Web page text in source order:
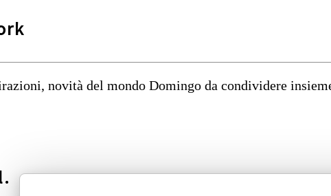
novità del mondo Domingo da condividere